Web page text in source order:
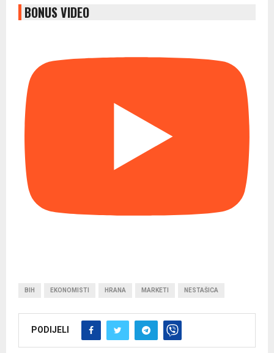
BONUS VIDEO
BIH EKONOMISTI HRANA MARKETI NESTAŠICA
PODIJELI